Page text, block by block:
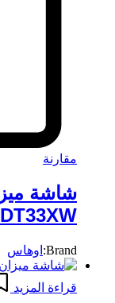
مقارنة
DT33XW
Brand: اوهاس
قراءة المزيد